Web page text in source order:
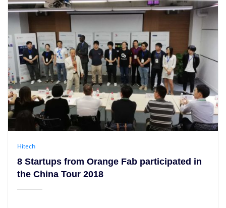
Hitech
8 Startups from Orange Fab participated in
the China Tour 2018